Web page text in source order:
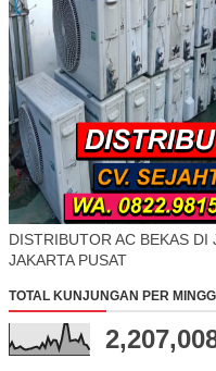
DISTRIBUTOR AC BEKAS DI
JAKARTA PUSAT
TOTAL KUNJUNGAN PER